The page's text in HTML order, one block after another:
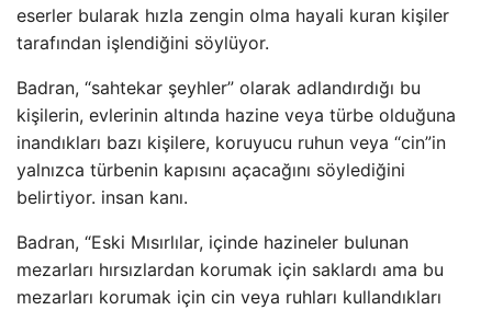
eserler bularak hızla zengin olma hayali kuran kişiler
tarafından işlendiğini söylüyor.
Badran, “sahtekar şeyhler” olarak adlandırdığı bu
kişilerin, evlerinin altında hazine veya türbe olduğuna
inandıkları bazı kişilere, koruyucu ruhun veya “cin”in
yalnızca türbenin kapısını açacağını söylediğini
belirtiyor. insan kanı.
Badran, “Eski Mısırlılar, içinde hazineler bulunan
mezarları hırsızlardan korumak için saklardı ama bu
mezarları korumak için cin veya ruhları kullandıkları